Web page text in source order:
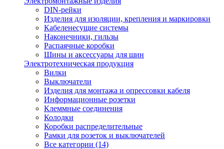
DIN-рейки
Изделия для изоляции, крепления и маркировки
Кабеленесущие системы
Наконечники, гильзы
Распаячные коробки
Шины и аксессуары для шин
Электротехническая продукция
Вилки
Выключатели
Изделия для монтажа и опрессовки кабеля
Информационные розетки
Клеммные соединения
Колодки
Коробки распределительные
Рамки для розеток и выключателей
Все категории (14)